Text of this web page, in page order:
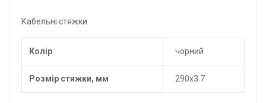
Кабельні стяжки
Колір чорний
Розмір стяжки, мм 290х3.7